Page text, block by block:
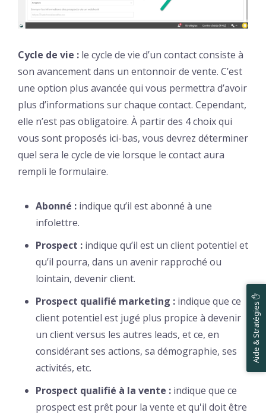
Cycle de vie : le cycle de vie d’un contact consiste à
son avancement dans un entonnoir de vente. C’est
une option plus avancée qui vous permettra d’avoir
plus d’informations sur chaque contact. Cependant,
elle n’est pas obligatoire. À partir des 4 choix qui
vous sont proposés ici-bas, vous devrez déterminer
quel sera le cycle de vie lorsque le contact aura
rempli le formulaire.
Abonné : indique qu’il est abonné à une
infolettre.
Prospect : indique qu’il est un client potentiel et
qu’il pourra, dans un avenir rapproché ou
lointain, devenir client.
Prospect qualifié marketing : indique que ce
client potentiel est jugé plus propice à devenir
un client versus les autres leads, et ce, en
considérant ses actions, sa démographie, ses
activités, etc.
Prospect qualifié à la vente : indique que ce
prospect est prêt pour la vente et qu'il doit être
Aide & Stratégies ✋